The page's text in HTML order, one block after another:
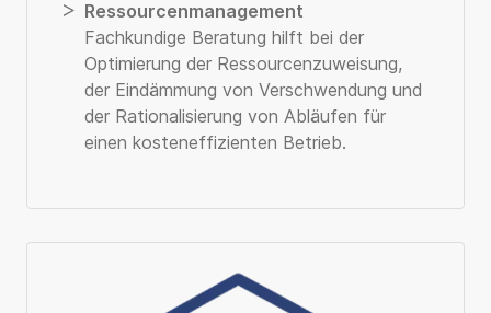
Ressourcenmanagement
Fachkundige Beratung hilft bei der
Optimierung der Ressourcenzuweisung,
der Eindämmung von Verschwendung und
der Rationalisierung von Abläufen für
einen kosteneffizienten Betrieb.